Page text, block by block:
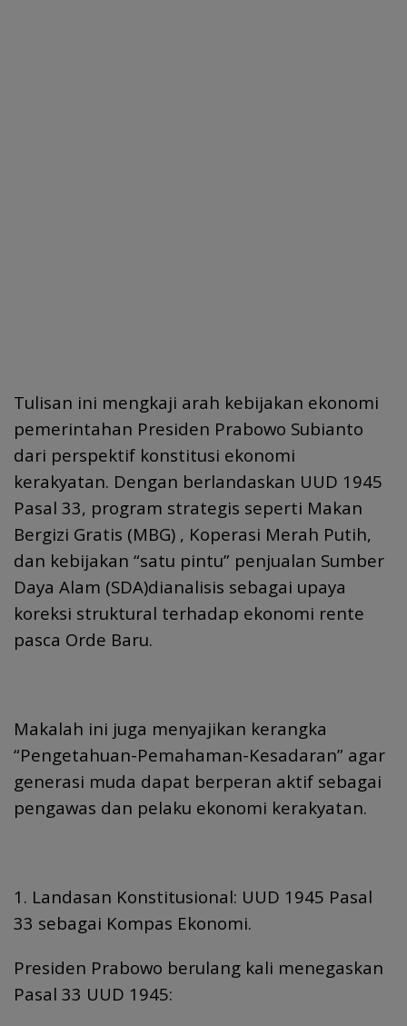
Tulisan ini mengkaji arah kebijakan ekonomi
pemerintahan Presiden Prabowo Subianto
dari perspektif konstitusi ekonomi
kerakyatan. Dengan berlandaskan UUD 1945
Pasal 33, program strategis seperti Makan
Bergizi Gratis (MBG) , Koperasi Merah Putih,
dan kebijakan “satu pintu” penjualan Sumber
Daya Alam (SDA)dianalisis sebagai upaya
koreksi struktural terhadap ekonomi rente
pasca Orde Baru.
Makalah ini juga menyajikan kerangka
“Pengetahuan-Pemahaman-Kesadaran” agar
generasi muda dapat berperan aktif sebagai
pengawas dan pelaku ekonomi kerakyatan.
1. Landasan Konstitusional: UUD 1945 Pasal
33 sebagai Kompas Ekonomi.
Presiden Prabowo berulang kali menegaskan
Pasal 33 UUD 1945: